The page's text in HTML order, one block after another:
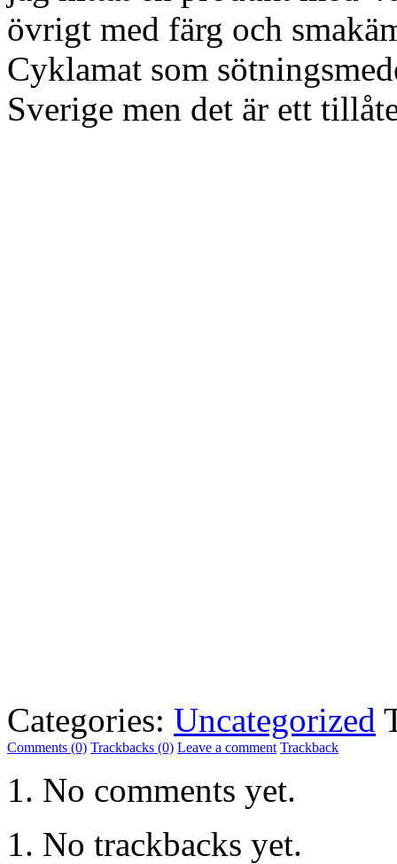
övrigt med färg och
Cyklamat som
Sverige men det är ett
Categories: Uncategorized
Comments (0) Trackbacks (0) Leave a comment Trackback
No comments yet.
No trackbacks yet.